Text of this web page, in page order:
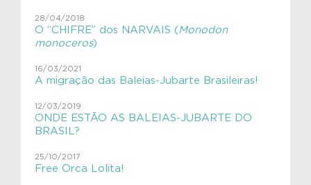
#VIVAJulianaMolás
#VIVAMamíferosAquáticos
#VIVAnasEscolas
#VIVAsemlixo
28/04/2018
O “CHIFRE” dos NARVAIS (Monodon
monoceros)
16/03/2021
A migração das Baleias-Jubarte Brasileiras!
12/03/2019
ONDE ESTÃO AS BALEIAS-JUBARTE DO
BRASIL?
25/10/2017
Free Orca Lolita!